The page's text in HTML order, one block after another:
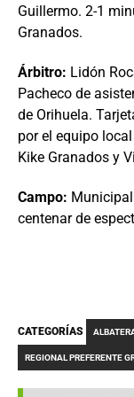
Guillermo. 2-1
Granados.
Árbitro: Lidón
Pacheco de
de Orihuela.
por el equipo
Kike Granados y
Campo:
centenar de
CATEGORÍAS
REGIONAL PREFERENTE